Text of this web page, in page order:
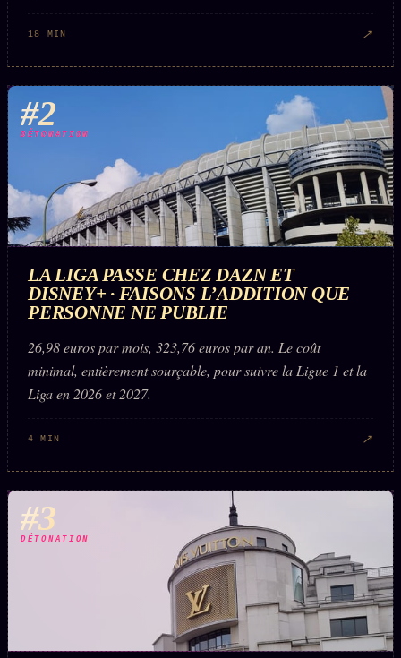
PRATIQUE + LÉGAL
Récents
À la une
Recherche ⌕
Tous les tags
Soumettre un tip
Nous écrire
Presse
Corrections · Erratum
llms.txt
18 MIN ↗
#2
DÉTONATION
LA LIGA PASSE CHEZ DAZN ET
DISNEY+ · FAISONS L’ADDITION QUE
PERSONNE NE PUBLIE
26,98 euros par mois, 323,76 euros par an. Le coût
minimal, entièrement sourçable, pour suivre la Ligue 1 et la
Liga en 2026 et 2027.
4 MIN ↗
#3
DÉTONATION